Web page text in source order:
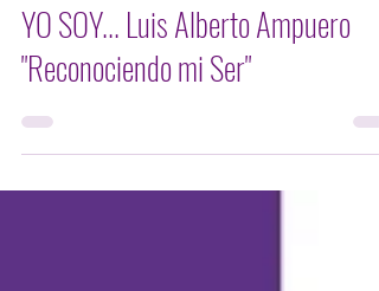
español
YO SOY... Luis Alberto Ampuero
"Reconociendo mi Ser"